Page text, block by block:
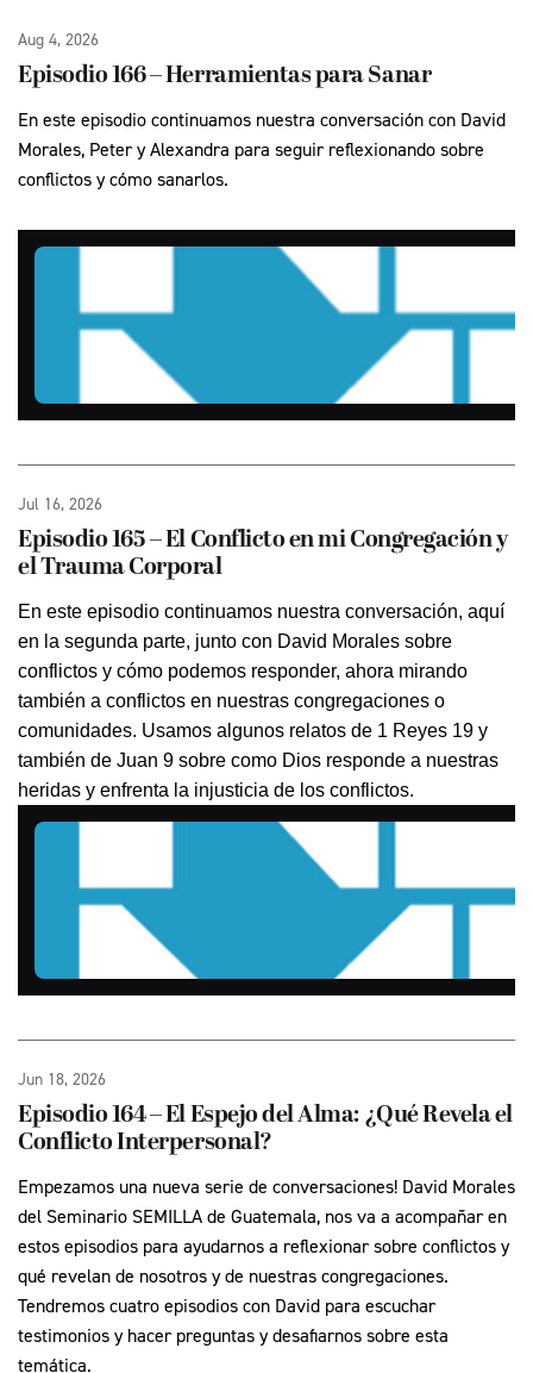
Aug 4, 2026
Episodio 166 – Herramientas para Sanar
En este episodio continuamos nuestra conversación con David
Morales, Peter y Alexandra para seguir reflexionando sobre
conflictos y cómo sanarlos.
Jul 16, 2026
Episodio 165 – El Conflicto en mi Congregación y
el Trauma Corporal
En este episodio continuamos nuestra conversación, aquí
en la segunda parte, junto con David Morales sobre
conflictos y cómo podemos responder, ahora mirando
también a conflictos en nuestras congregaciones o
comunidades. Usamos algunos relatos de 1 Reyes 19 y
también de Juan 9 sobre como Dios responde a nuestras
heridas y enfrenta la injusticia de los conflictos.
Jun 18, 2026
Episodio 164 – El Espejo del Alma: ¿Qué Revela el
Conflicto Interpersonal?
Empezamos una nueva serie de conversaciones! David Morales
del Seminario SEMILLA de Guatemala, nos va a acompañar en
estos episodios para ayudarnos a reflexionar sobre conflictos y
qué revelan de nosotros y de nuestras congregaciones.
Tendremos cuatro episodios con David para escuchar
testimonios y hacer preguntas y desafiarnos sobre esta
temática.